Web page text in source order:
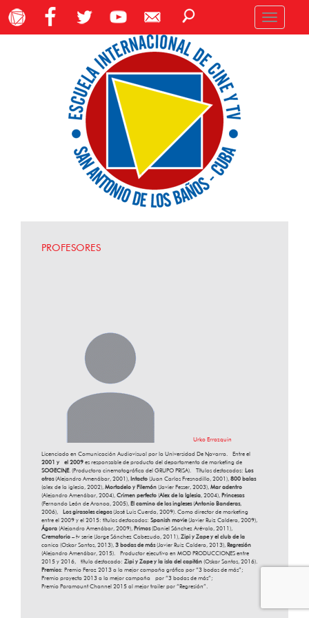
Toggle
navigation
PROFESORES
Urko Errazquin
Licenciado en Comunicación Audiovisual por la Universidad De Navarra.
Entre el
2001 y el 2009 es responsable de producto del departamento de marketing de
SOGECINE. (Productora cinematográfica del GRUPO PRISA). Títulos destacados: Los
otros(Alejandro Amenábar, 2001), Intacto (Juan Carlos Fresnadillo, 2001), 800 balas
(alex de la iglesia, 2002), Mortadelo y Filemón (Javier Fesser, 2003), Mar adentro
(Alejandro Amenábar, 2004), Crimen perfecto (Alex de la Iglesia, 2004), Princesas
(Fernando León de Aranoa, 2005), El camino de los ingleses(Antonio Banderas,
2006), Los girasoles ciegos(José Luis Cuerda, 2009). Como director de marketing
entre el 2009 y el 2015: títulos destacados: Spanish movie(Javier Ruiz Caldera, 2009),
Ágora (Alejandro Amenábar, 2009), Primos(Daniel Sánchez Arévalo, 2011),
Crematorio – tv serie (Jorge Sánchez Cabezudo, 2011), Zipi y Zape y el club de la
canica (Oskar Santos, 2013), 3 bodas de más(Javier Ruiz Caldera, 2013), Regresión
(Alejandro Amenábar, 2015). Productor ejecutivo en MOD PRODUCCIONES entre
2015 y 2016, título destacado: Zipi y Zape y la isla del capitán (Oskar Santos, 2016).
Premios: Premio Feroz 2013 a la mejor campaña gráfica por “3 bodas de más”;
Premio proyecta 2013 a la mejor campaña por “3 bodas de más”;
Premio Paramount Channel 2015 al mejor trailer por “Regresión”.